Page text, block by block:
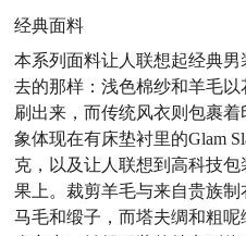
经典面料
本系列面料让人联想起经典
去的那样：浅色棉纱和羊毛
刷出来，而传统风衣则包裹
象体现在有床垫衬里的Glam
克，以及让人联想到高科技
果上。裁剪羊毛与来自贵族
马毛和缎子，而塔夫绸和粗